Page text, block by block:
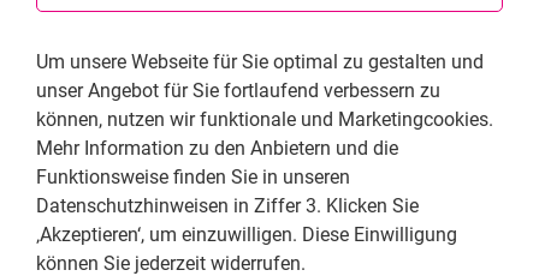
Cover: Drazen_/ GettyImages
1: ©Tobias Koch
2: ©FNF;
3: Photo 1: ©FNF; Photo 2: ©Adrian Zenz
Part of the Xinjiang Police Filesxinjiangpolicefiles.org
Photo 3: ©Image uploaded by Adrian Zenz Part of the
Xinjiang Police Files
https://phaidra.univie.ac.at/detail/o:1536110
Um unsere Webseite für Sie optimal zu gestalten und
unser Angebot für Sie fortlaufend verbessern zu
können, nutzen wir funktionale und Marketingcookies.
Mehr Information zu den Anbietern und die
Funktionsweise finden Sie in unseren
Datenschutzhinweisen in Ziffer 3. Klicken Sie
‚Akzeptieren‘, um einzuwilligen. Diese Einwilligung
können Sie jederzeit widerrufen.